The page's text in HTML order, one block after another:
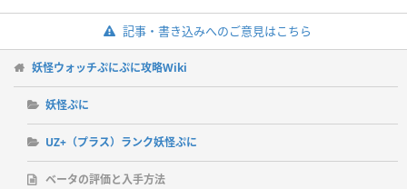
記事・書き込みへのご意見はこちら
妖怪ウォッチぷにぷに攻略Wiki
妖怪ぷに
UZ+（プラス）ランク妖怪ぷに
ベータの評価と入手方法